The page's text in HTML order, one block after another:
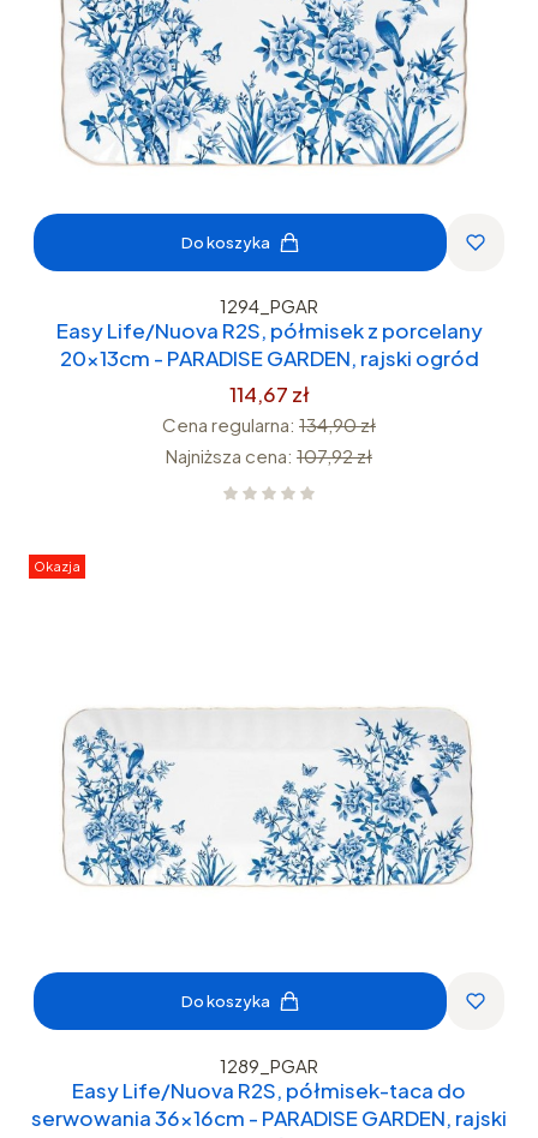
Do koszyka
1294_PGAR
Easy Life/Nuova R2S, półmisek z porcelany
20x13cm - PARADISE GARDEN, rajski ogród
114,67 zł
Cena regularna: 134,90 zł
Najniższa cena: 107,92 zł
Okazja
Do koszyka
1289_PGAR
Easy Life/Nuova R2S, półmisek-taca do
serwowania 36x16cm - PARADISE GARDEN, rajski